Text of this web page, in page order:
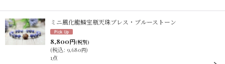
ミニ風化龍鱗宝瓶天珠ブレス・ブルーストーン
8,800円(税別)
(税込: 9,680円)
1点